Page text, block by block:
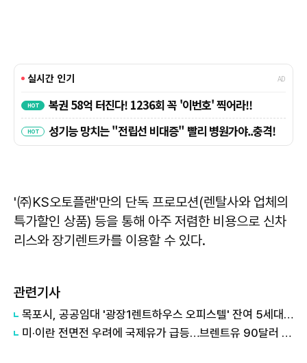
'㈜KS오토플랜'만의 단독 프로모션(렌탈사와 업체의
특가할인 상품) 등을 통해 아주 저렴한 비용으로 신차
리스와 장기렌트카를 이용할 수 있다.
관련기사
목포시, 공공임대 '광장1렌트하우스 오피스텔' 잔여 5세대 모집
미·이란 전면전 우려에 국제유가 급등…브렌트유 90달러 돌파